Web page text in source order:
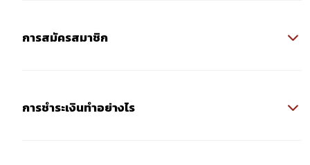
การสมัครสมาชิก
การชำระเงินทำอย่างไร